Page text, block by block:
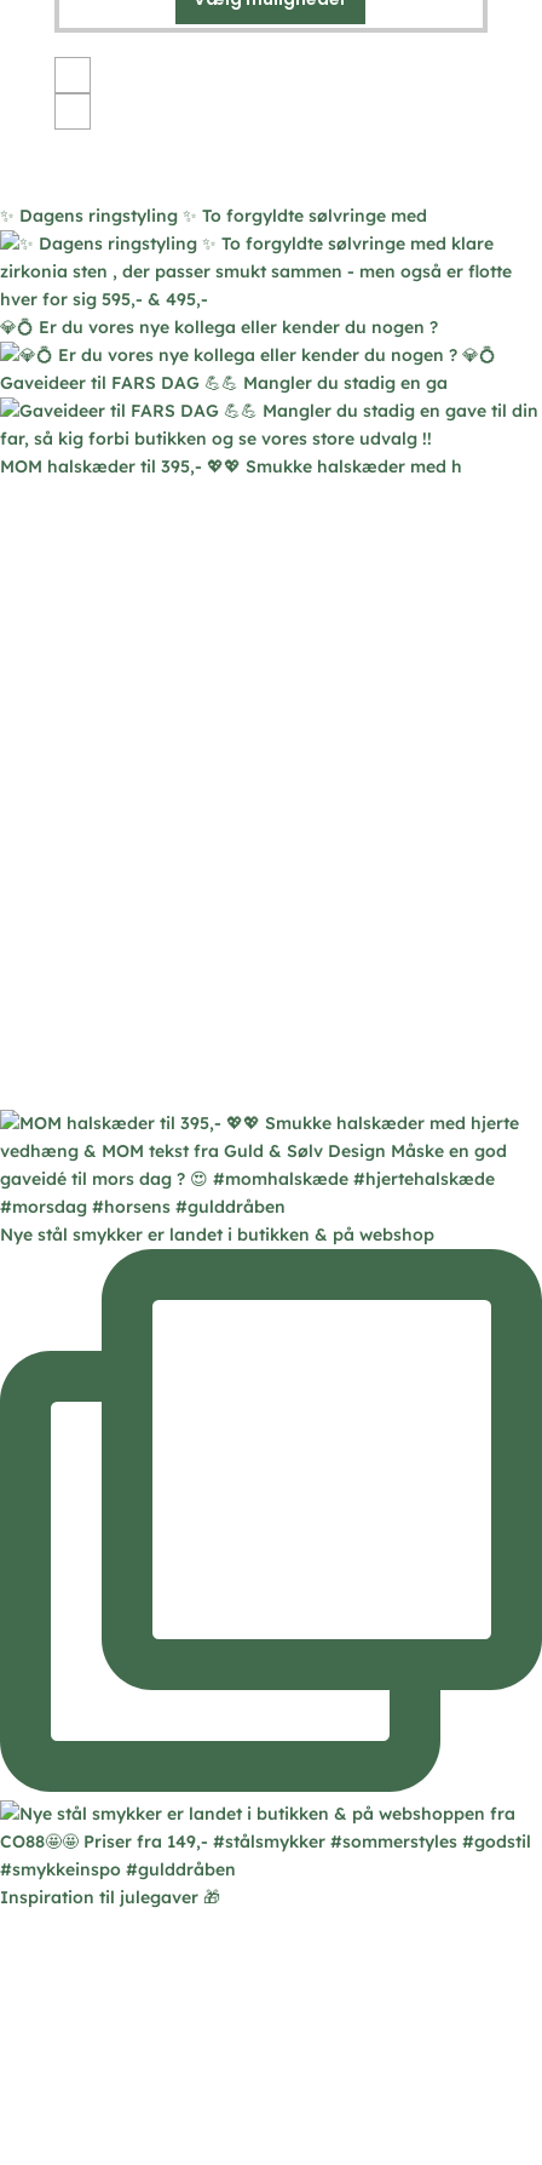
vare
på
varesiden
✨ Dagens ringstyling ✨ To forgyldte sølvringe med
💎💍 Er du vores nye kollega eller kender du nogen ?
Gaveideer til FARS DAG 💪💪 Mangler du stadig en ga
MOM halskæder til 395,- 💖💖 Smukke halskæder med h
Nye stål smykker er landet i butikken & på webshop
Inspiration til julegaver 🎁